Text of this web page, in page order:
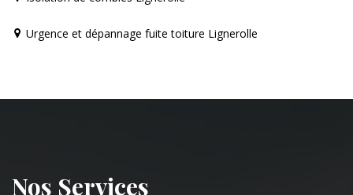
Urgence et dépannage fuite toiture Lignerolle
Nos Services